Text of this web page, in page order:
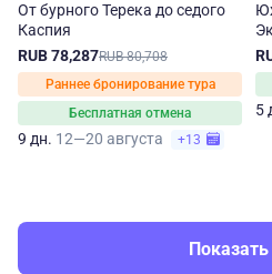
От бурного Терека до седого
Каспия
RUB 78,287RUB 80,708
Раннее бронирование тура
Бесплатная отмена
9 дн. 12—20 августа +13
5